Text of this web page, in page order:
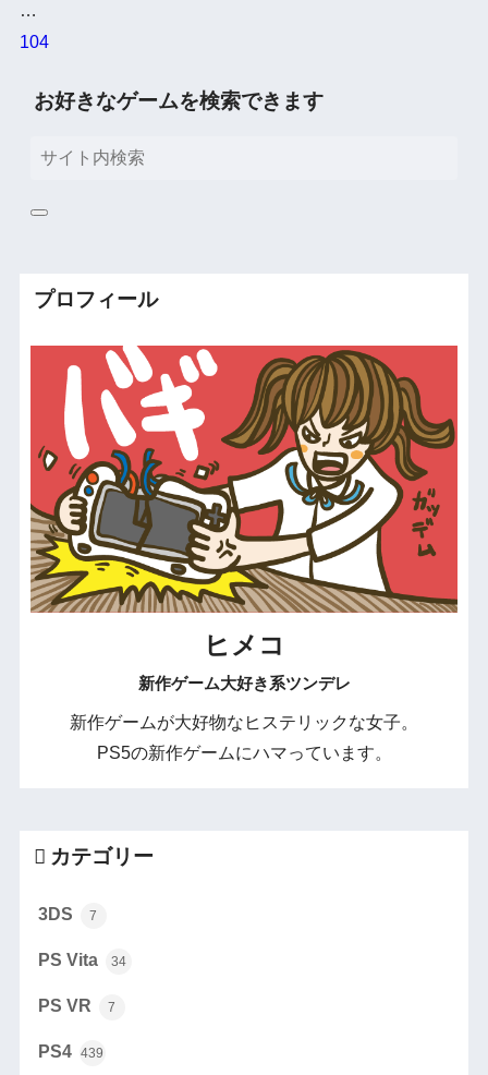
…
104
お好きなゲームを検索できます
プロフィール
ヒメコ
新作ゲーム大好き系ツンデレ
新作ゲームが大好物なヒステリックな女子。
PS5の新作ゲームにハマっています。
カテゴリー
3DS 7
PS Vita 34
PS VR 7
PS4 439